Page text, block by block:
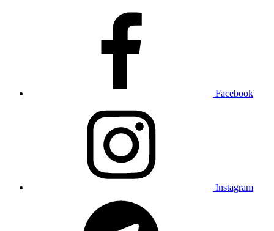
Facebook
Instagram